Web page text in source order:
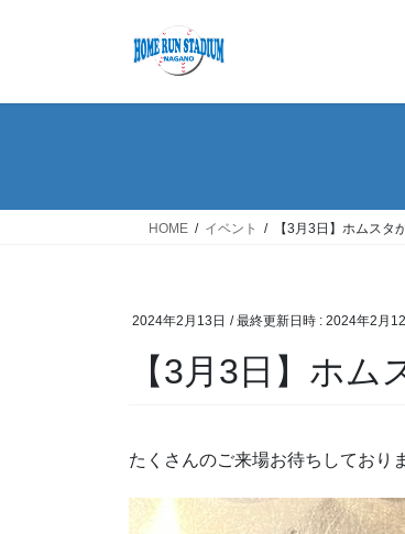
HOME イベント 【3月3日】ホムスタ
2024年2月13日 / 最終更新日時 : 2024年2月
【3月3日】ホ
たくさんのご来場お待ちしており